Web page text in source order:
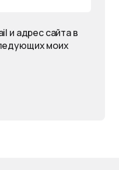
и адрес сайта в
моих